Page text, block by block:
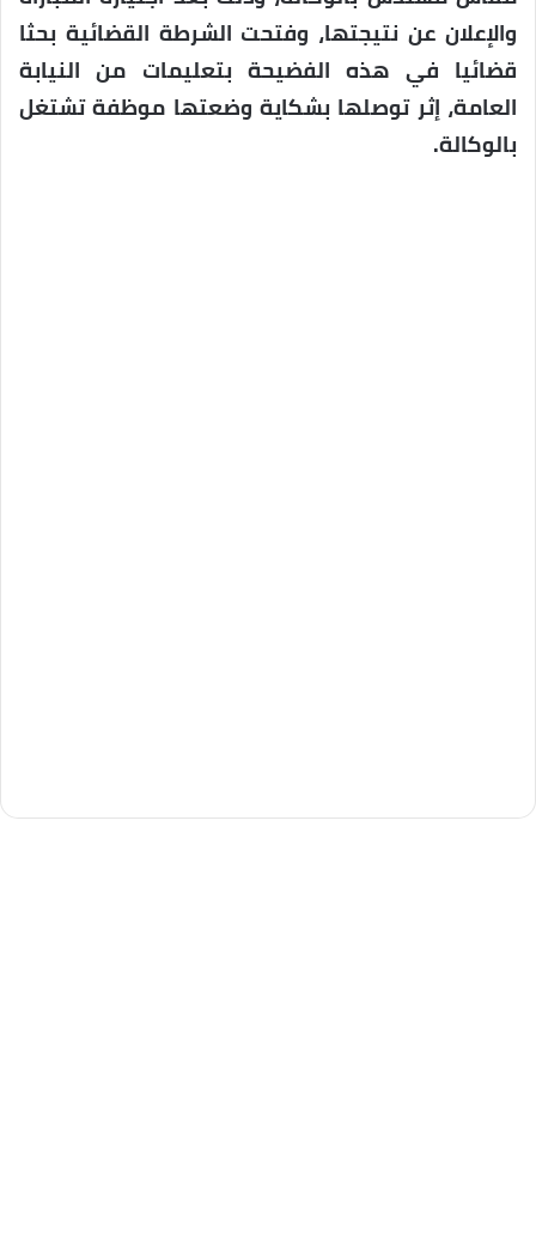
والإعلان عن نتيجتها، وفتحت الشرطة القضائية بحثا
قضائيا في هذه الفضيحة بتعليمات من النيابة
العامة، إثر توصلها بشكاية وضعتها موظفة تشتغل
بالوكالة.